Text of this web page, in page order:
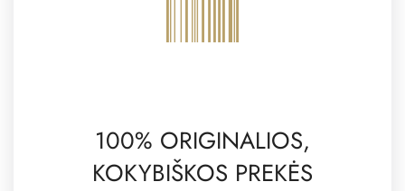
100% ORIGINALIOS,
KOKYBIŠKOS PREKĖS